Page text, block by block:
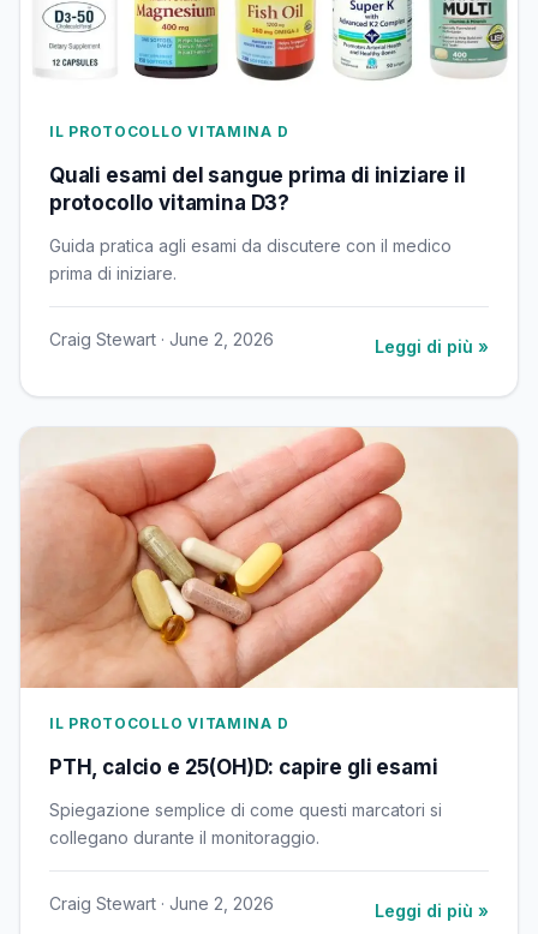
IL PROTOCOLLO VITAMINA D
Quali esami del sangue prima di iniziare il
protocollo vitamina D3?
Guida pratica agli esami da discutere con il medico
prima di iniziare.
Craig Stewart · June 2, 2026 Leggi di più »
IL PROTOCOLLO VITAMINA D
PTH, calcio e 25(OH)D: capire gli esami
Spiegazione semplice di come questi marcatori si
collegano durante il monitoraggio.
Craig Stewart · June 2, 2026 Leggi di più »